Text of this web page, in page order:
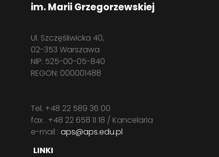
im. Marii Grzegorzewskiej
Ul. Szczęśliwicka 40,
02-353 Warszawa
NIP: 525-00-05-840
REGON: 000001488
Tel. +48 22 589 36 00
fax . +48 22 658 11 18 / Kancelaria
e-mail : aps@aps.edu.pl
LINKI